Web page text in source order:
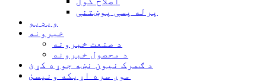
پرله پسې پوښتنې
ویډیو
خبرونه
د صنعت خبرونه
د محصول خبرونه
د ګمرک نیون نښه جوړه کړئ
موږ سره اړیکه ونیسئ